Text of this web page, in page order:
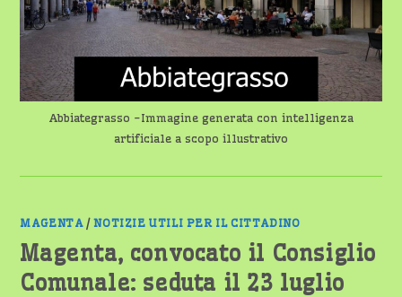
Abbiategrasso -Immagine generata con intelligenza
artificiale a scopo illustrativo
MAGENTA/NOTIZIE UTILI PER IL CITTADINO
Magenta, convocato il Consiglio
Comunale: seduta il 23 luglio